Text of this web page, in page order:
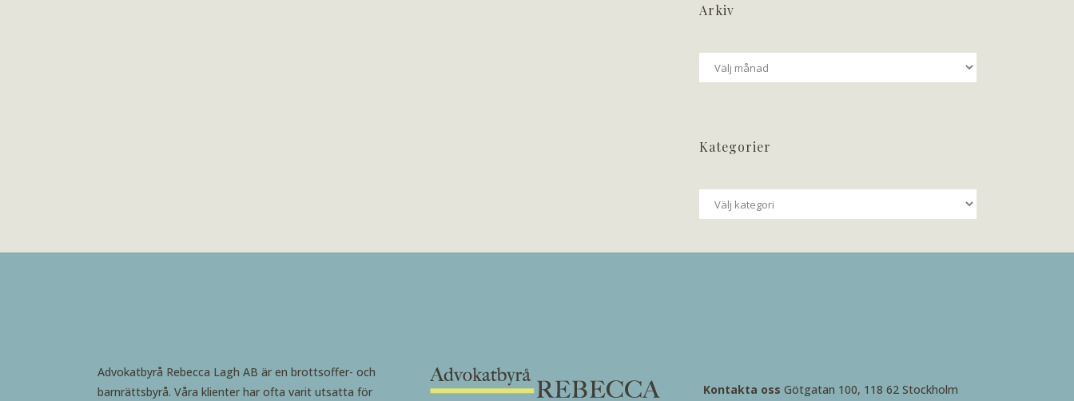
Arkiv
Arkiv
Kategorier
Kategorier
Advokatbyrå Rebecca Lagh AB är en brottsoffer- och
barnrättsbyrå. Våra klienter har ofta varit utsatta för
Kontakta oss Götgatan 100, 118 62 Stockholm